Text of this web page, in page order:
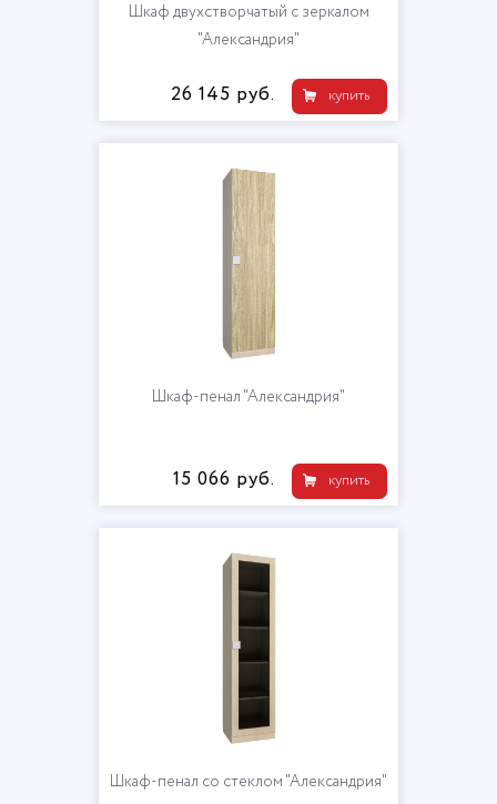
Шкаф двухстворчатый с зеркалом
"Александрия"
купить
26 145 руб.
Шкаф-пенал "Александрия"
купить
15 066 руб.
Шкаф-пенал со стеклом "Александрия"